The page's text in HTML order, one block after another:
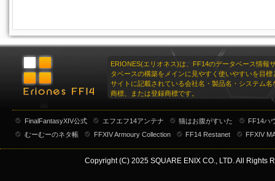
ERIONES(エリオネス)は、FF14のデータベース情報
タベースの構築をメインに見やすく使いやすいを目標
サイトに記載されている会社名・製品名・システム名
商標、または登録商標です。
FinalFantasyXIV公式 エフエフ14アンテナ 猫はお腹がすいた
FF14ハ
むーむーのネタ帳
FFXIV Armoury Collection FF14 Restanet FFXIV
Copyright (C) 2025 SQUARE ENIX CO., LTD. All Rights